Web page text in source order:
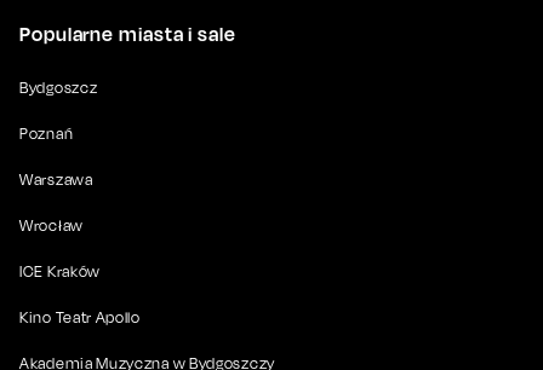
Popularne miasta i sale
Bydgoszcz
Poznań
Warszawa
Wrocław
ICE Kraków
Kino Teatr Apollo
Akademia Muzyczna w Bydgoszczy